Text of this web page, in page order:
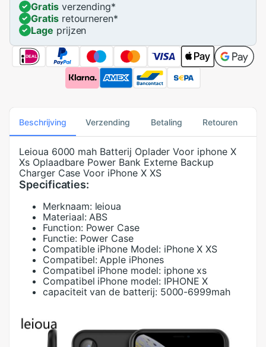
Gratisverzending*
Gratisretourneren*
Lage prijzen
Beschrijving Verzending Betaling Retouren
Leioua 6000 mah Batterij Oplader Voor iphone X
Xs Oplaadbare Power Bank Externe Backup
Charger Case Voor iPhone X XS
Specificaties:
Merknaam: leioua
Materiaal: ABS
Function: Power Case
Functie: Power Case
Compatible iPhone Model: iPhone X XS
Compatibel: Apple iPhones
Compatibel iPhone model: iphone xs
Compatibel iPhone model: IPHONE X
capaciteit van de batterij: 5000-6999mah